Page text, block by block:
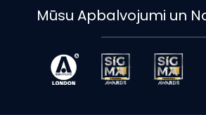
Mūsu Apbalvojumi un